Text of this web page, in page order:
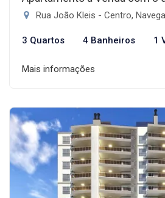
Rua João Kleis - Centro,
3 Quartos 4 Banheiros 1
Mais informações